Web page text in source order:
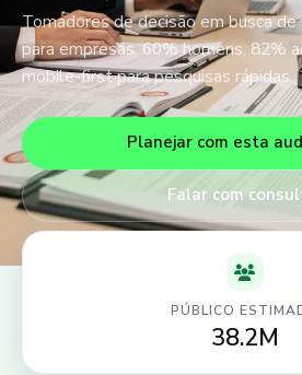
Tomadores de decisão em busca
para empresas. 60% homens, 82%
mobile-first para pesquisas rápidas.
Planejar com esta
Falar com
PÚBLICO
38.2M